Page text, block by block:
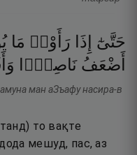
حَتَّىٰٓ إِذَا رَأَوْا۟ مَا
أَضْعَفُ نَاصِرًۭا
ман аЗъафу насира-в
то вақте
мешуд, пас, аз